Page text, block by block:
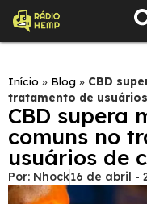
Início » Blog » CBD
tratamento de
CBD supera
comuns no
usuários de
Por: Nhock16 de abril -